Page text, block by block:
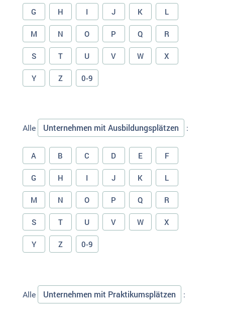
G H I J K L
M N O P Q R
S T U V W X
Y Z 0-9
Alle Unternehmen mit Ausbildungsplätzen :
A B C D E F
G H I J K L
M N O P Q R
S T U V W X
Y Z 0-9
Alle Unternehmen mit Praktikumsplätzen :